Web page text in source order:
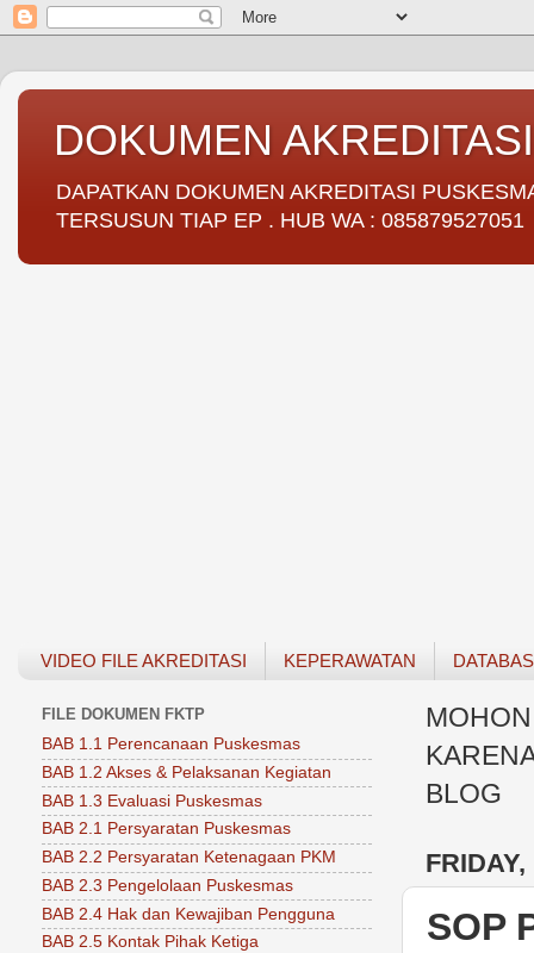
DOKUMEN
DAPATKAN DOKUMEN AKREDITASI
TERSUSUN TIAP EP . HUB WA : 085879527051
VIDEO FILE AKREDITASI KEPERAWATAN
BLOG
SOP
FILE DOKUMEN FKTP
BAB 1.1 Perencanaan Puskesmas
BAB 1.2 Akses & Pelaksanan Kegiatan
BAB 1.3 Evaluasi Puskesmas
BAB 2.1 Persyaratan Puskesmas
BAB 2.2 Persyaratan Ketenagaan PKM
BAB 2.3 Pengelolaan Puskesmas
BAB 2.4 Hak dan Kewajiban Pengguna
BAB 2.5 Kontak Pihak Ketiga